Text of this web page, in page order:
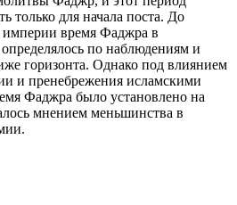
только для начала поста. До
империи время Фаджра в
по наблюдениям и
горизонта. Однако под влиянием
и пренебрежения исламскими
Фаджра было установлено на
мнением меньшинства в